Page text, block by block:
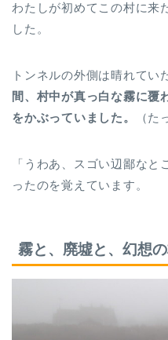
わたしが初めてこの村に来
した。
トンネルの外側は晴れてい
間、村中が真っ白な霧に覆
をかぶっていました。
（た
「うわあ、スゴい辺鄙な
ったのを覚えています。
霧と、廃墟と、幻想